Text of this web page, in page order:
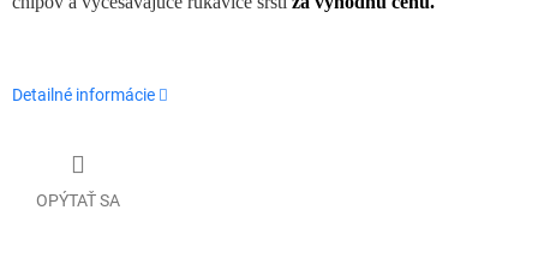
Detailné informácie
OPÝTAŤ SA